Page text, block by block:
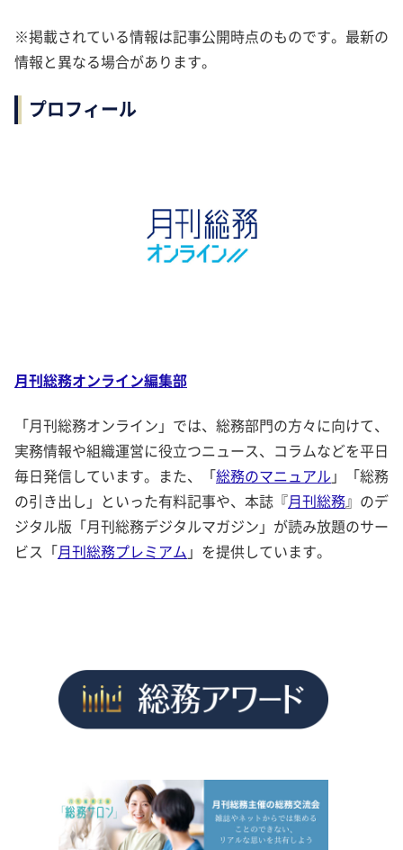
※掲載されている情報は記事公開時点のものです。最新の
情報と異なる場合があります。
プロフィール
月刊総務オンライン編集部
「月刊総務オンライン」では、総務部門の方々に向けて、
実務情報や組織運営に役立つニュース、コラムなどを平日
毎日発信しています。また、「総務のマニュアル 」「総務
の引き出し」といった有料記事や、本誌『月刊総務』のデ
ジタル版「月刊総務デジタルマガジン」が読み放題のサー
ビス「月刊総務プレミアム 」を提供しています。